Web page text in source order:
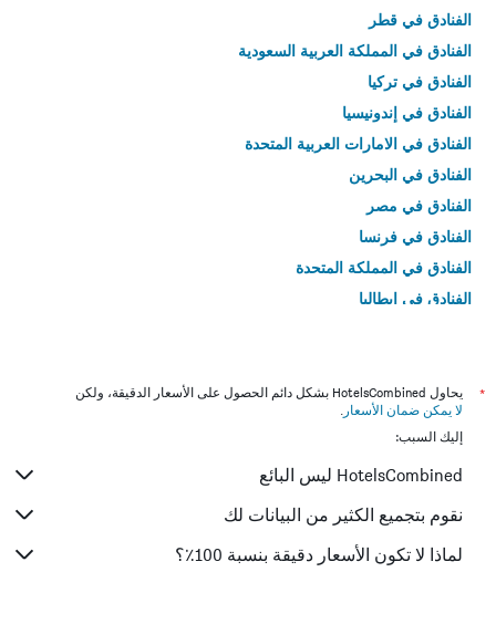
الفنادق في قطر
الفنادق في المملكة العربية السعودية
الفنادق في تركيا
الفنادق في إندونيسيا
الفنادق في الامارات العربية المتحدة
الفنادق في البحرين
الفنادق في مصر
الفنادق في فرنسا
الفنادق في المملكة المتحدة
الفنادق في إيطاليا
*
يحاول HotelsCombined بشكل دائم الحصول على الأسعار الدقيقة، ولكن
لا يمكن ضمان الأسعار .
إليك السبب:
HotelsCombined ليس البائع
نقوم بتجميع الكثير من البيانات لك
لماذا لا تكون الأسعار دقيقة بنسبة 100٪؟